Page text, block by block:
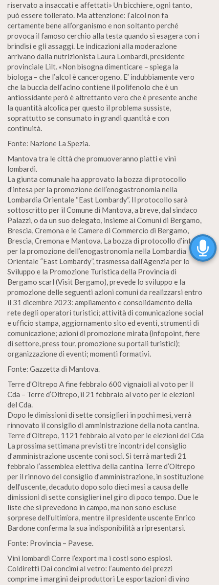
riservato a insaccati e affettati» Un bicchiere, ogni tanto,
può essere tollerato. Ma attenzione: l’alcol non fa
certamente bene all’organismo e non soltanto perché
provoca il famoso cerchio alla testa quando si esagera con i
brindisi e gli assaggi. Le indicazioni alla moderazione
arrivano dalla nutrizionista Laura Lombardi, presidente
provinciale Lilt. «Non bisogna dimenticare – spiega la
biologa – che l’alcol è cancerogeno. E’ indubbiamente vero
che la buccia dell’acino contiene il polifenolo che è un
antiossidante però è altrettanto vero che è presente anche
la quantità alcolica per questo il problema sussiste,
soprattutto se consumato in grandi quantità e con
continuità.
Fonte: Nazione La Spezia.
Mantova tra le città che promuoveranno piatti e vini
lombardi.
La giunta comunale ha approvato la bozza di protocollo
d’intesa per la promozione dell’enogastronomia nella
Lombardia Orientale “East Lombardy”. Il protocollo sarà
sottoscritto per il Comune di Mantova, a breve, dal sindaco
Palazzi, o da un suo delegato, insieme ai Comuni di Bergamo,
Brescia, Cremona e le Camere di Commercio di Bergamo,
Brescia, Cremona e Mantova. La bozza di protocollo d’intesa
per la promozione dell’enogastronomia nella Lombardia
Orientale “East Lombardy”, trasmessa dall’Agenzia per lo
Sviluppo e la Promozione Turistica della Provincia di
Bergamo scarl (Visit Bergamo), prevede lo sviluppo e la
promozione delle seguenti azioni comuni da realizzarsi entro
il 31 dicembre 2023: ampliamento e consolidamento della
rete degli operatori turistici; attività di comunicazione social
e ufficio stampa, aggiornamento sito ed eventi, strumenti di
comunicazione; azioni di promozione mirata (infopoint, fiere
di settore, press tour, promozione su portali turistici);
organizzazione di eventi; momenti formativi.
Fonte: Gazzetta di Mantova.
Terre d’Oltrepo A fine febbraio 600 vignaioli al voto per il
Cda – Terre d’Oltrepo, il 21 febbraio al voto per le elezioni
del Cda.
Dopo le dimissioni di sette consiglieri in pochi mesi, verrà
rinnovato il consiglio di amministrazione della nota cantina.
Terre d’Oltrepo, 1121 febbraio al voto per le elezioni del Cda
La prossima settimana previsti tre incontri del consiglio
d’amministrazione uscente coni soci. Si terrà martedì 21
febbraio l’assemblea elettiva della cantina Terre d’Oltrepo
per il rinnovo del consiglio d’amministrazione, in sostituzione
dell’uscente, decaduto dopo solo dieci mesi a causa delle
dimissioni di sette consiglieri nel giro di poco tempo. Due le
liste che si prevedono in campo, ma non sono escluse
sorprese dell’ultim’ora, mentre il presidente uscente Enrico
Bardone conferma la sua indisponibilità a ripresentarsi.
Fonte: Provincia – Pavese.
Vini lombardi Corre l’export ma i costi sono esplosi.
Coldiretti Dai concimi al vetro: l’aumento dei prezzi
comprime i margini dei produttori Le esportazioni di vino